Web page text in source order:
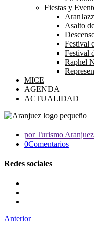
Fiestas y
Asalto
Festival
Festival
Raphel
MICE
AGENDA
ACTUALIDAD
por Turismo Aranjuez
0Comentarios
Redes sociales
Anterior